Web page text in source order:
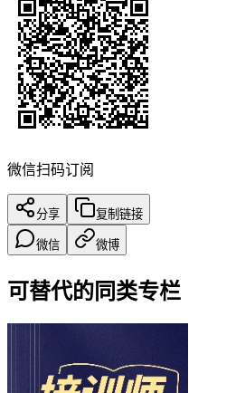
微信扫码订阅
分享 复制链接
微信 微博
可替代的同类专栏